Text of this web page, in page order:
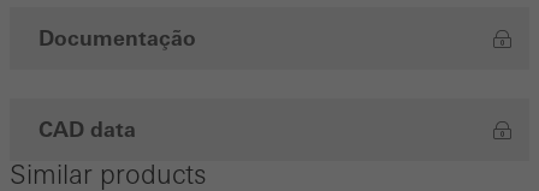
Documentação
CAD data
Similar products